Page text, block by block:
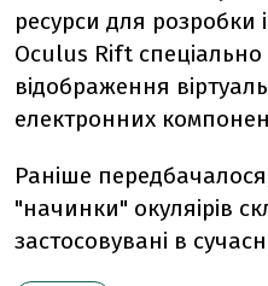
ресурси для розробки
Oculus Rift
відображення
електронних
Раніше
"начинки" окуляірів
застосовувані в